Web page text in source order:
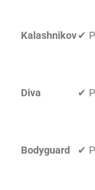
Kalashnikov✔
Diva ✔
Bodyguard ✔